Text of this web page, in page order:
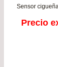
Precio